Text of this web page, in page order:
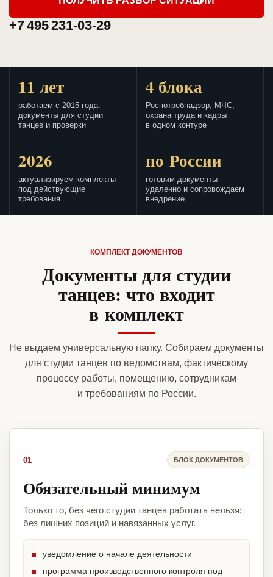
+7 495 231-03-29
11 лет
работаем с 2015 года:
документы для студии
танцев и проверки
4 блока
Роспотребнадзор, МЧС,
охрана труда и кадры
в одном контуре
2026
актуализируем комплекты
под действующие
требования
по России
готовим документы
удаленно и сопровождаем
внедрение
КОМПЛЕКТ ДОКУМЕНТОВ
Документы для студии
танцев: что входит
в комплект
Не выдаем универсальную папку. Собираем документы
для студии танцев по ведомствам, фактическому
процессу работы, помещению, сотрудникам
и требованиям по России.
01 БЛОК ДОКУМЕНТОВ
Обязательный минимум
Только то, без чего студии танцев работать нельзя:
без лишних позиций и навязанных услуг.
уведомление о начале деятельности
программа производственного контроля под